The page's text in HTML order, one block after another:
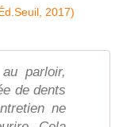
parloir,
de dents
ne